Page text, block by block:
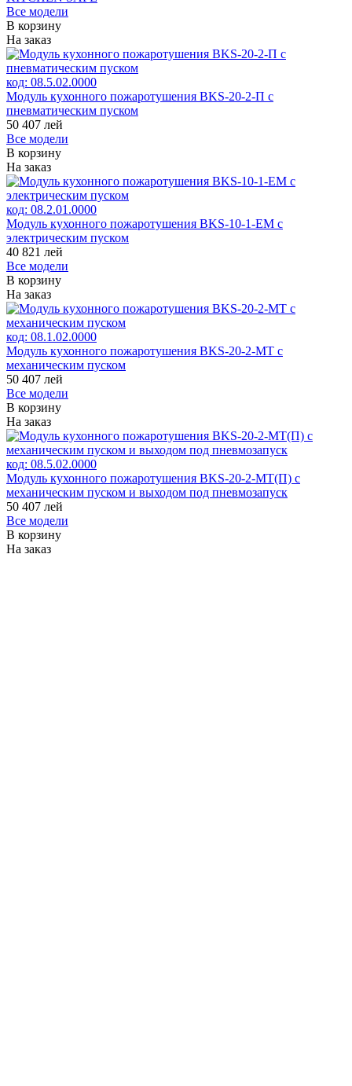
Все модели
В корзину
На заказ
код: 08.5.02.0000
Модуль кухонного пожаротушения BKS-20-2-П с
пневматическим пуском
50 407 лей
Все модели
В корзину
На заказ
код: 08.2.01.0000
Модуль кухонного пожаротушения BKS-10-1-ЕМ с
электрическим пуском
40 821 лей
Все модели
В корзину
На заказ
код: 08.1.02.0000
Модуль кухонного пожаротушения BKS-20-2-МТ с
механическим пуском
50 407 лей
Все модели
В корзину
На заказ
код: 08.5.02.0000
Модуль кухонного пожаротушения BKS-20-2-МТ(П) с
механическим пуском и выходом под пневмозапуск
50 407 лей
Все модели
В корзину
На заказ